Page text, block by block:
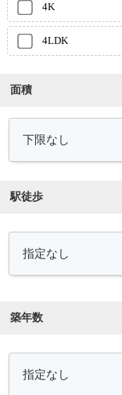
4K
4LDK
面積
駅徒歩
築年数